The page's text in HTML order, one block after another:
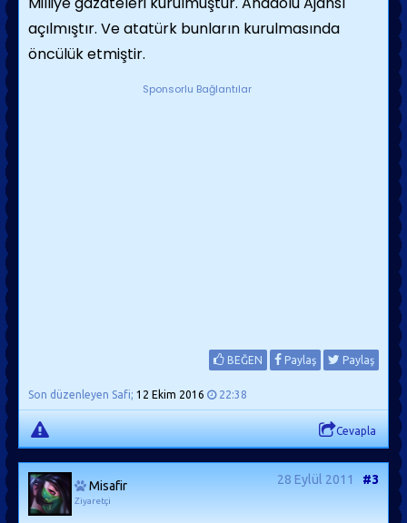
açılmıştır. Ve atatürk bunların kurulmasında
öncülük etmiştir.
Sponsorlu Bağlantılar
BEĞEN Paylaş Paylaş
Son düzenleyen Safi; 12 Ekim 2016 22:38
Cevapla
Misafir
Ziyaretçi
28 Eylül 2011 #3